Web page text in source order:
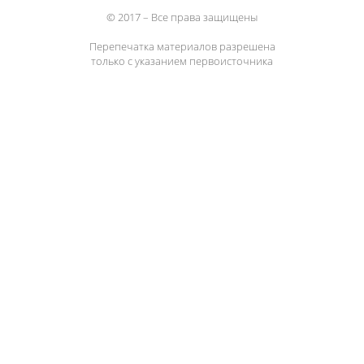
© 2017 – Все права защищены
Перепечатка материалов разрешена
только с указанием первоисточника